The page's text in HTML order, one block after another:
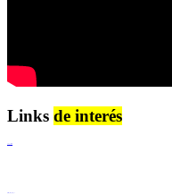
Links de interés